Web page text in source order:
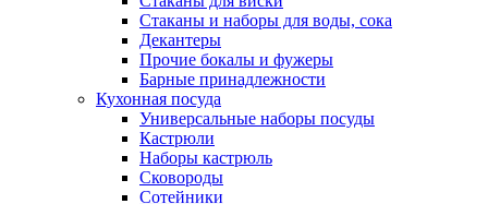
Стаканы и наборы для воды, сока
Декантеры
Прочие бокалы и фужеры
Барные принадлежности
Кухонная посуда
Универсальные наборы посуды
Кастрюли
Наборы кастрюль
Сковороды
Сотейники